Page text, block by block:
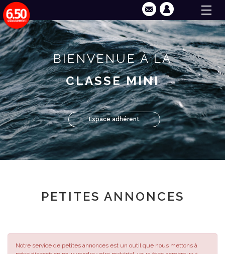
BIENVENUE À LA
CLASSE MINI
Espace adhérent
PETITES ANNONCES
Notre service de petites annonces est un outil que nous mettons à